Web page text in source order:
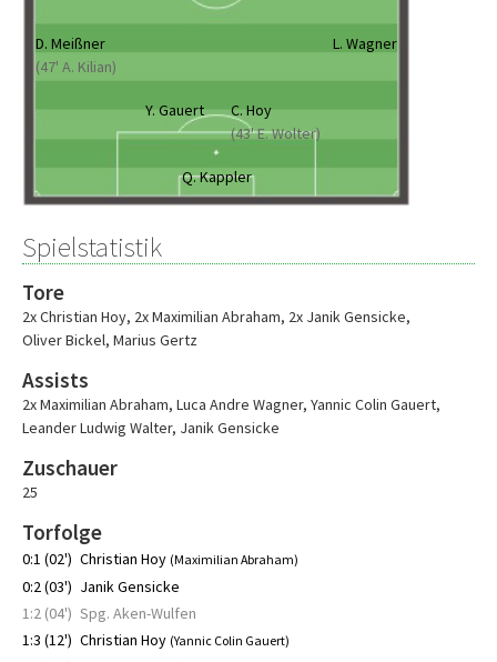
D. Meißner
(47' A. Kilian)
L. Wagner
Y. Gauert
C. Hoy
(43' E. Wolter)
Q. Kappler
Spielstatistik
Tore
2x Christian Hoy, 2x Maximilian Abraham, 2x Janik Gensicke,
Oliver Bickel, Marius Gertz
Assists
2x Maximilian Abraham, Luca Andre Wagner, Yannic Colin Gauert,
Leander Ludwig Walter, Janik Gensicke
Zuschauer
25
Torfolge
0:1 (02') Christian Hoy (Maximilian Abraham)
0:2 (03') Janik Gensicke
1:2 (04') Spg. Aken-Wulfen
1:3 (12') Christian Hoy (Yannic Colin Gauert)